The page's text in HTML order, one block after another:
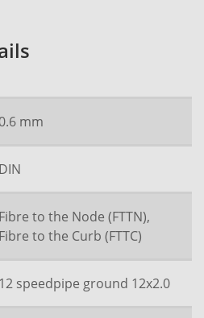
0.6 mm
DIN
Fibre to the Node (FTTN),
Fibre to the Curb (FTTC)
12 speedpipe ground 12x2.0